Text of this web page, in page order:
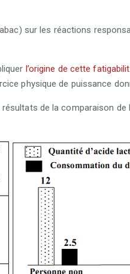
sur les réactions
l’origine de cette
physique de puissance
de la comparaison